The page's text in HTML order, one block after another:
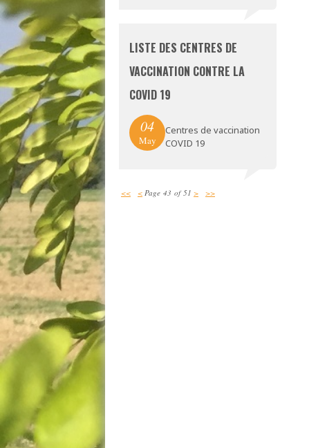
LISTE DES CENTRES DE
VACCINATION CONTRE LA
COVID 19
04
May
Centres de vaccination
COVID 19
<< < Page 43 of 51 > >>